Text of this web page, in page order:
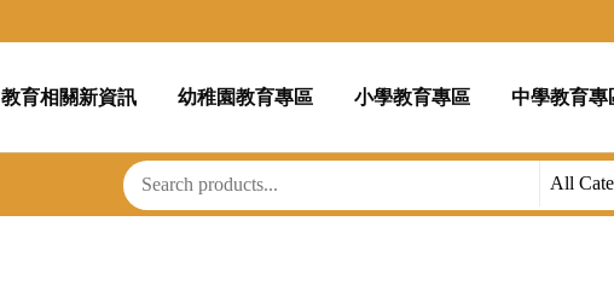
教育相關新資訊 幼稚園教育專區 小學教育專區 中學教育專